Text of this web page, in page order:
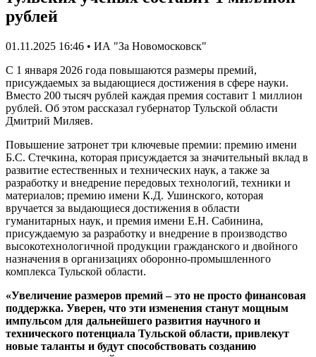
рублей
01.11.2025 16:46 • ИА "За Новомосковск"
С 1 января 2026 года повышаются размеры премий,
присуждаемых за выдающиеся достижения в сфере науки.
Вместо 200 тысяч рублей каждая премия составит 1 миллион
рублей. Об этом рассказал губернатор Тульской области
Дмитрий Миляев.
Повышение затронет три ключевые премии: премию имени
Б.С. Стечкина, которая присуждается за значительный вклад в
развитие естественных и технических наук, а также за
разработку и внедрение передовых технологий, техники и
материалов; премию имени К.Д. Ушинского, которая
вручается за выдающиеся достижения в области
гуманитарных наук, и премия имени Е.Н. Сабинина,
присуждаемую за разработку и внедрение в производство
высокотехнологичной продукции гражданского и двойного
назначения в организациях оборонно-промышленного
комплекса Тульской области.
«Увеличение размеров премий – это не просто финансовая
поддержка. Уверен, что эти изменения станут мощным
импульсом для дальнейшего развития научного и
технического потенциала Тульской области, привлекут
новые таланты и будут способствовать созданию